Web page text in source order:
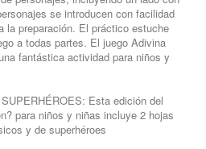
se introducen con facilidad
la preparación. El práctico estuche
a todas partes. El juego Adivina
fantástica actividad para niños y
Esta edición del
para niños y niñas incluye 2 hojas
y de superhéroes